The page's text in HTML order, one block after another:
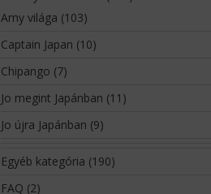
Amy világa (103)
Captain Japan (10)
Chipango (7)
Jo megint Japánban (11)
Jo újra Japánban (9)
Egyéb kategória (190)
FAQ (2)